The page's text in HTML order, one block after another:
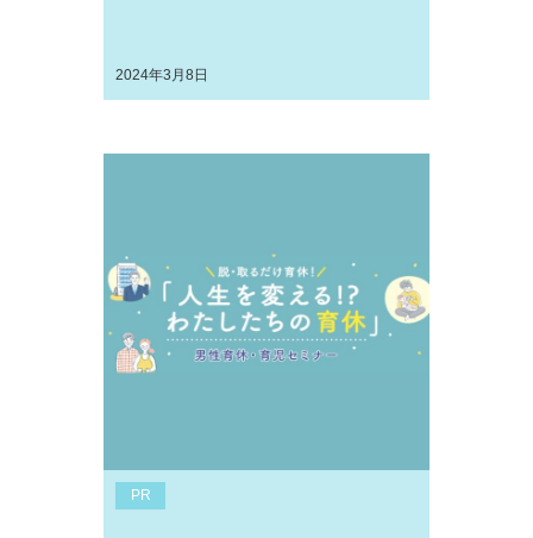
2024年3月8日
PR